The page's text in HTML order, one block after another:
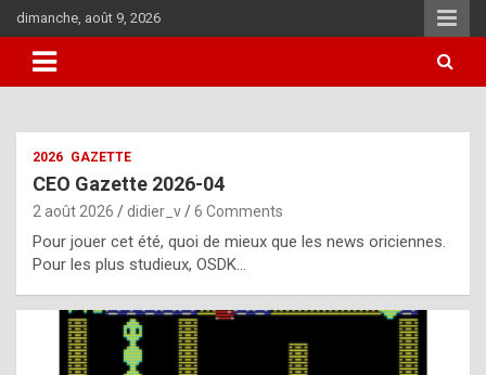
Skip
to
content
dimanche, août 9, 2026
i
u
l
2026 GAZETTE
CEO Gazette 2026-04
2 août 2026 didier_v 6 Comments
Pour jouer cet été, quoi de mieux que les news oriciennes.
Pour les plus studieux, OSDK…